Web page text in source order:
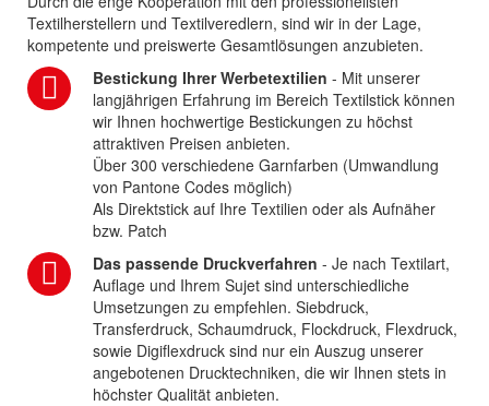
Textilherstellern und Textilveredlern, sind wir in der Lage,
kompetente und preiswerte Gesamtlösungen anzubieten.
Bestickung Ihrer Werbetextilien - Mit unserer
langjährigen Erfahrung im Bereich Textilstick können
wir Ihnen hochwertige Bestickungen zu höchst
attraktiven Preisen anbieten.
Über 300 verschiedene Garnfarben (Umwandlung
von Pantone Codes möglich)
Als Direktstick auf Ihre Textilien oder als Aufnäher
bzw. Patch
Das passende Druckverfahren - Je nach Textilart,
Auflage und Ihrem Sujet sind unterschiedliche
Umsetzungen zu empfehlen. Siebdruck,
Transferdruck, Schaumdruck, Flockdruck, Flexdruck,
sowie Digiflexdruck sind nur ein Auszug unserer
angebotenen Drucktechniken, die wir Ihnen stets in
höchster Qualität anbieten.